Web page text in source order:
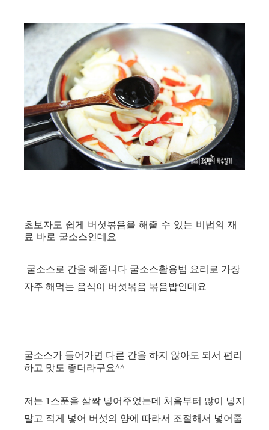
초보자도 쉽게 버섯볶음을 해줄 수 있는 비법의 재
료 바로 굴소스인데요
굴소스로 간을 해줍니다 굴소스활용법 요리로 가장
자주 해먹는 음식이 버섯볶음 볶음밥인데요
굴소스가 들어가면 다른 간을 하지 않아도 되서 편리
하고 맛도 좋더라구요^^
저는 1스푼을 살짝 넣어주었는데 처음부터 많이 넣지
말고 적게 넣어 버섯의 양에 따라서 조절해서 넣어줍